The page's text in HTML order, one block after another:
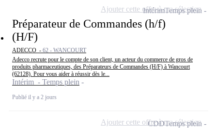
Préparateur de Commandes (h/f)
(H/F)
ADECCO - 62 - WANCOURT
Adecco recrute pour le compte de son client, un acteur du commerce de gros de
produits pharmaceutiques, des Préparateurs de Commandes (H/F) à Wancourt
(62128). Pour vous aider à réussir dès le...
Intérim - Temps plein
Publié il y a 2 jours
IntérimTemps plein
Ajouter cette offre à ma sélection
CDDTemps plein
Ajouter cette offre à ma sélection